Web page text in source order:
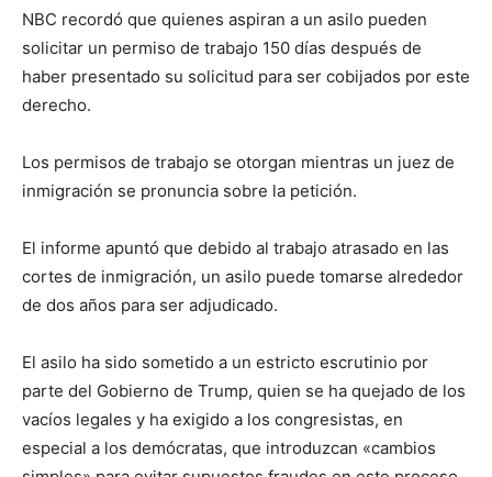
NBC recordó que quienes aspiran a un asilo pueden
solicitar un permiso de trabajo 150 días después de
haber presentado su solicitud para ser cobijados por este
derecho.
Los permisos de trabajo se otorgan mientras un juez de
inmigración se pronuncia sobre la petición.
El informe apuntó que debido al trabajo atrasado en las
cortes de inmigración, un asilo puede tomarse alrededor
de dos años para ser adjudicado.
El asilo ha sido sometido a un estricto escrutinio por
parte del Gobierno de Trump, quien se ha quejado de los
vacíos legales y ha exigido a los congresistas, en
especial a los demócratas, que introduzcan «cambios